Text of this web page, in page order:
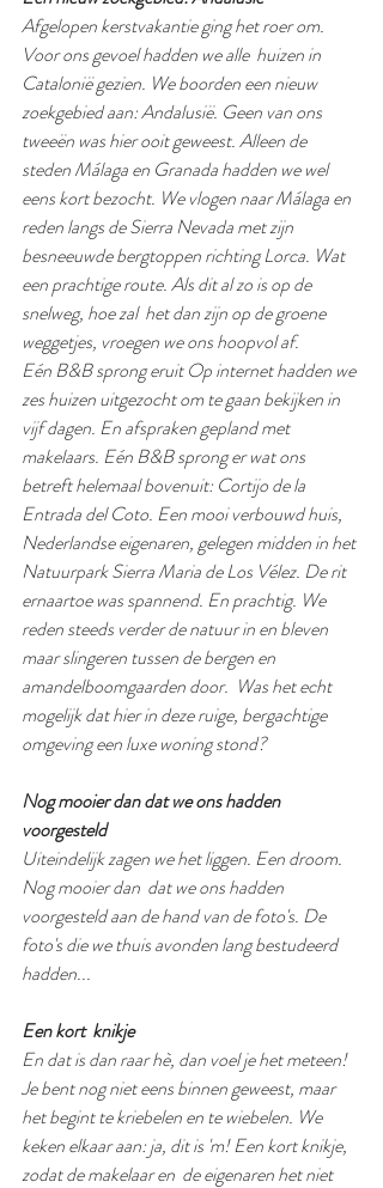
Afgelopen kerstvakantie ging het roer om.
Voor ons gevoel hadden we alle  huizen in
Catalonië gezien. We boorden een nieuw
zoekgebied aan: Andalusië. Geen van ons
tweeën was hier ooit geweest. Alleen de
steden Málaga en Granada hadden we wel
eens kort bezocht. We vlogen naar Málaga en
reden langs de Sierra Nevada met zijn
besneeuwde bergtoppen richting Lorca. Wat
een prachtige route. Als dit al zo is op de
snelweg, hoe zal  het dan zijn op de groene
weggetjes, vroegen we ons hoopvol af.
Eén B&B sprong eruit Op internet hadden we
zes huizen uitgezocht om te gaan bekijken in
vijf dagen. En afspraken gepland met
makelaars. Eén B&B sprong er wat ons
betreft helemaal bovenuit: Cortijo de la
Entrada del Coto. Een mooi verbouwd huis,
Nederlandse eigenaren, gelegen midden in het
Natuurpark Sierra Maria de Los Vélez. De rit
ernaartoe was spannend. En prachtig. We
reden steeds verder de natuur in en bleven
maar slingeren tussen de bergen en
amandelboomgaarden door.  Was het echt
mogelijk dat hier in deze ruige, bergachtige
omgeving een luxe woning stond?
Nog mooier dan dat we ons hadden
voorgesteld
Uiteindelijk zagen we het liggen. Een droom.
Nog mooier dan  dat we ons hadden
voorgesteld aan de hand van de foto's. De
foto's die we thuis avonden lang bestudeerd
hadden...
Een kort  knikje
En dat is dan raar hè, dan voel je het meteen!
Je bent nog niet eens binnen geweest, maar
het begint te kriebelen en te wiebelen. We
keken elkaar aan: ja, dit is 'm! Een kort knikje,
zodat de makelaar en  de eigenaren het niet